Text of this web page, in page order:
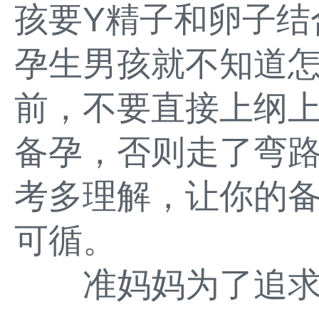
孩要Y精子和卵子
孕生男孩就不知道
前，不要直接上纲
备孕，否则走了弯
考多理解，让你的
可循。
准妈妈为了追求